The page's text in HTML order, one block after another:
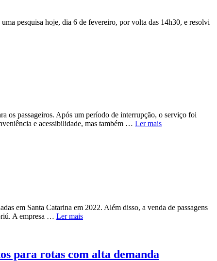
pesquisa hoje, dia 6 de fevereiro, por volta das 14h30, e resolvi
os passageiros. Após um período de interrupção, o serviço foi
e acessibilidade, mas também … Ler mais
em Santa Catarina em 2022. Além disso, a venda de passagens
A empresa … Ler mais
para rotas com alta demanda